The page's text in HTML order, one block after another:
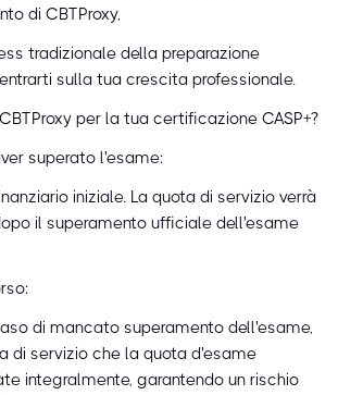
di CBTProxy,
tradizionale della preparazione
sulla tua crescita professionale.
per la tua certificazione CASP+?
superato l'esame:
iniziale. La quota di servizio verrà
il superamento ufficiale dell'esame
di mancato superamento dell'esame,
di servizio che la quota d'esame
integralmente, garantendo un rischio